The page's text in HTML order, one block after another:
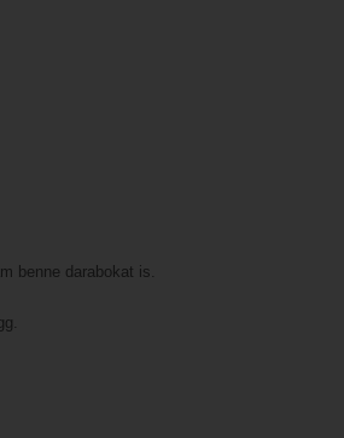
benne darabokat is.